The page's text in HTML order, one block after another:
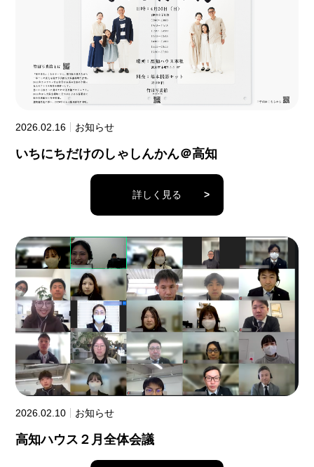
2026.02.16 お知らせ
いちにちだけのしゃしんかん＠高知
詳しく見る >
2026.02.10 お知らせ
高知ハウス２月全体会議